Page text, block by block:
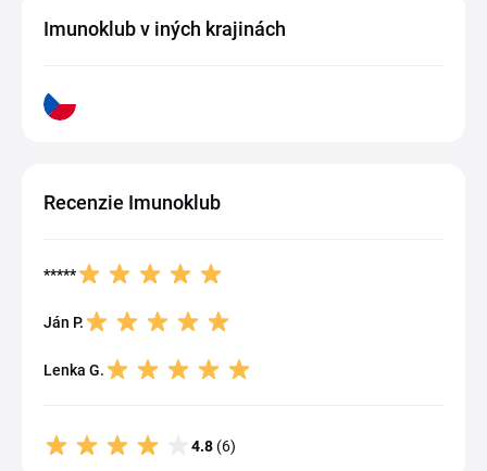
Imunoklub v iných krajinách
Recenzie Imunoklub
*****
Ján P.
Lenka G.
4.8 (6)